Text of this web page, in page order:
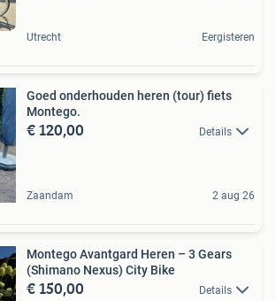
Utrecht Eergisteren
Goed onderhouden heren (tour) fiets
Montego.
€ 120,00 Details
Zaandam 2 aug 26
Montego Avantgard Heren – 3 Gears
(Shimano Nexus) City Bike
€ 150,00 Details